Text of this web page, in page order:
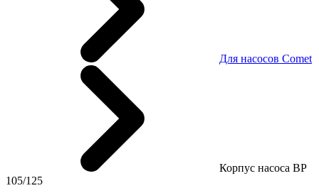
Для насосов Comet
Корпус насоса BP
105/125